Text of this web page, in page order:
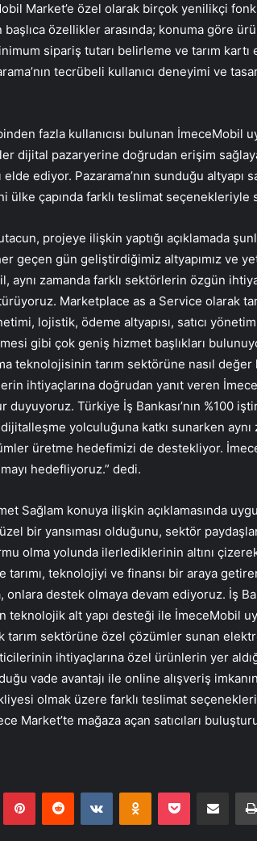
Market’e özel olarak birçok yenilikçi
özellikler arasında; konuma göre
sipariş tutarı belirleme ve tarım kartı
tecrübeli kullanıcı deneyimi ve
fazla kullanıcısı bulunan İmeceMobil
dijital pazaryerine doğrudan erişim
elde ediyor. Pazarama’nın sunduğu altyapı
ülke çapında farklı teslimat seçenekleriyle
projeye ilişkin yaptığı açıklamada
geçen gün geliştirdiğimiz altyapımız ve
aynı zamanda farklı sektörlerin özgün
Marketplace as a Service olarak
lojistik, ödeme altyapısı, satıcı
gibi çok geniş hizmet başlıkları
teknolojisinin tarım sektörüne nasıl değer
ihtiyaçlarına doğrudan yanıt veren
Türkiye İş Bankası’nın %100
yolculuğuna katkı sunarken aynı
üretme hedefimizi de destekliyor.
hedefliyoruz.” dedi.
Sağlam konuya ilişkin açıklamasında
bir yansıması olduğunu, sektör
olma yolunda ilerlediklerinin altını
teknolojiyi ve finansı bir araya
onlara destek olmaya devam ediyoruz. İş
teknolojik alt yapı desteği ile İmeceMobil
tarım sektörüne özel çözümler sunan
ihtiyaçlarına özel ürünlerin yer
vade avantajı ile online alışveriş
olmak üzere farklı teslimat
Market’te mağaza açan satıcıları
PinterestReddit VKontakteOdnoklassniki
Pocket E-Posta ile